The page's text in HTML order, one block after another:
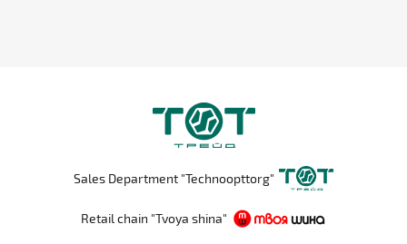
Sales Department "Technoopttorg"
Retail chain "Tvoya shina"